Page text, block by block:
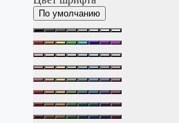
По умолчанию